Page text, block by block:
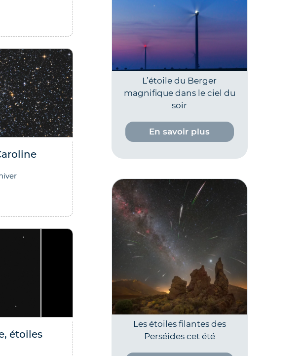
étoiles
L’étoile du Berger
magnifique dans le ciel du
soir
En savoir plus
Les étoiles filantes des
Perséides cet été